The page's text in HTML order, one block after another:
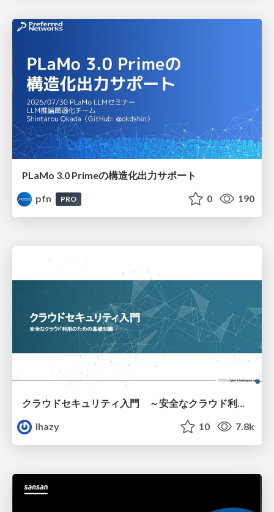
PLaMo 3.0 Primeの構造化出力サポート
pfn
PRO 0 190
lhazy
10 7.8k